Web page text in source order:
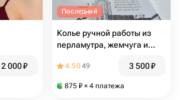
2 000₽
Последний
Колье ручной работы из
перламутра, жемчуга и
4.5049 3 500₽
875 ₽ × 4 платежа